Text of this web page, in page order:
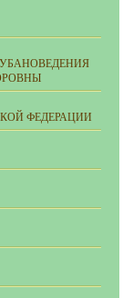
ФЕДЕРАЦИИ